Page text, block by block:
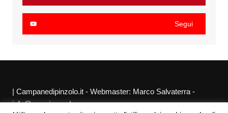
Segui
| Campanedipinzolo.it - Webmaster: Marco Salvaterra -
info@agraria.org |